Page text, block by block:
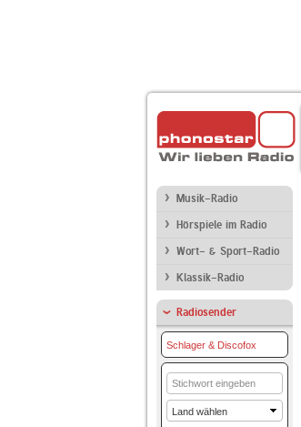
Musik-Radio
Hörspiele im Radio
Wort- & Sport-Radio
Klassik-Radio
Radiosender
Schlager & Discofox